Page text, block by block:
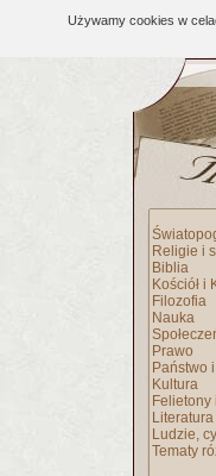
Używamy cookies w
Religie i
Biblia
Kościół i
Filozofia
Nauka
Prawo
Państwo
Kultura
Felietony
Literatura
Ludzie,
Tematy